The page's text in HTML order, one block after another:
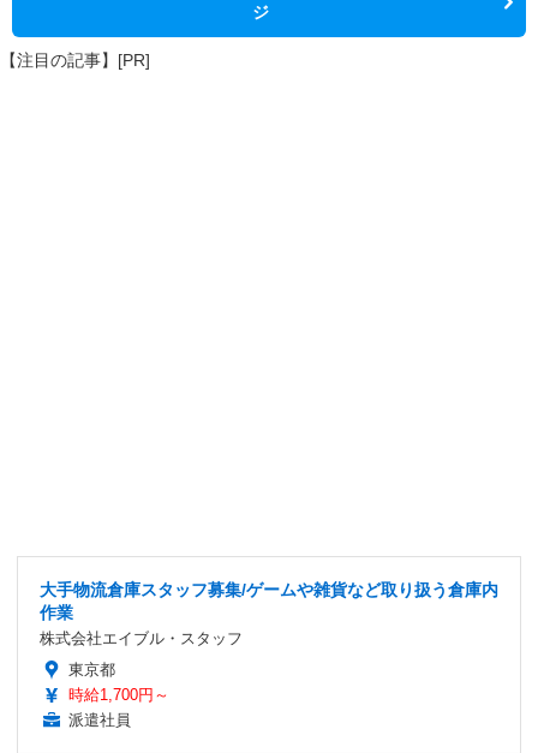
ジ
【注目の記事】[PR]
大手物流倉庫スタッフ募集/ゲームや雑貨など取り扱う倉庫内
作業
株式会社エイブル・スタッフ
東京都
時給1,700円～
派遣社員